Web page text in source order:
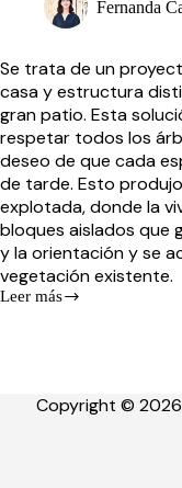
Fernanda
Se trata de un
casa y estructura
gran patio. Esta
respetar todos los
deseo de que cada
de tarde. Esto
explotada, donde la
bloques aislados que
y la orientación y se
vegetación existente.
Leer más
Casa
Copyright ©